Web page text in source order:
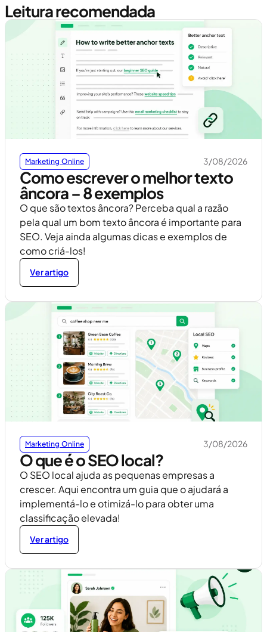
Leitura recomendada
Marketing Online 3/08/2026
Como escrever o melhor texto
âncora – 8 exemplos
O que são textos âncora? Perceba qual a razão
pela qual um bom texto âncora é importante para
SEO. Veja ainda algumas dicas e exemplos de
como criá-los!
Ver artigo
Marketing Online 3/08/2026
O que é o SEO local?
O SEO local ajuda as pequenas empresas a
crescer. Aqui encontra um guia que o ajudará a
implementá-lo e otimizá-lo para obter uma
classificação elevada!
Ver artigo